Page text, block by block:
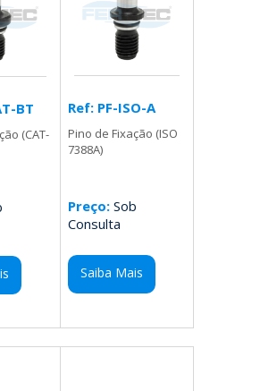
BT
(CAT-
Ref: PF-ISO-A
Pino de Fixação (ISO
7388A)
Preço:Sob
Consulta
Saiba Mais